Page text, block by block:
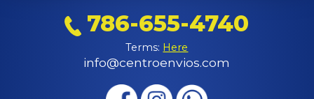
786-655-4740
Terms: Here
info@centroenvios.com